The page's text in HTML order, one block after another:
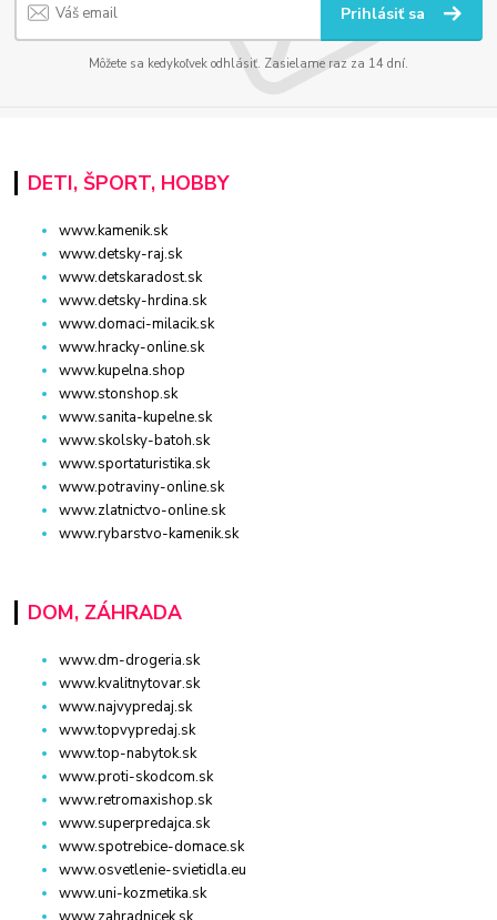
Prihlásiť sa
Môžete sa kedykoľvek odhlásiť. Zasielame raz za 14 dní.
DETI, ŠPORT, HOBBY
www.kamenik.sk
www.detsky-raj.sk
www.detskaradost.sk
www.detsky-hrdina.sk
www.domaci-milacik.sk
www.hracky-online.sk
www.kupelna.shop
www.stonshop.sk
www.sanita-kupelne.sk
www.skolsky-batoh.sk
www.sportaturistika.sk
www.potraviny-online.sk
www.zlatnictvo-online.sk
www.rybarstvo-kamenik.sk
DOM, ZÁHRADA
www.dm-drogeria.sk
www.kvalitnytovar.sk
www.najvypredaj.sk
www.topvypredaj.sk
www.top-nabytok.sk
www.proti-skodcom.sk
www.retromaxishop.sk
www.superpredajca.sk
www.spotrebice-domace.sk
www.osvetlenie-svietidla.eu
www.uni-kozmetika.sk